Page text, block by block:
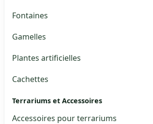
Fontaines
Gamelles
Plantes artificielles
Cachettes
Terrariums et Accessoires
Accessoires pour terrariums